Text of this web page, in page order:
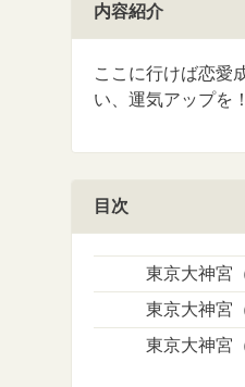
内容紹介
ここに行けば恋愛
い、運気アップを
目次
東京大神宮
東京大神宮
東京大神宮